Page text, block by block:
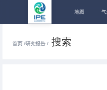
地图
首页 /研究报告 / 搜索